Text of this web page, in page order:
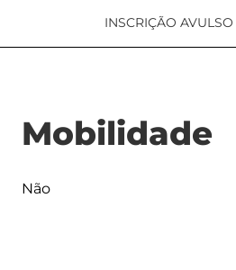
INSCRIÇÃO AVULSO
Mobilidade
Não